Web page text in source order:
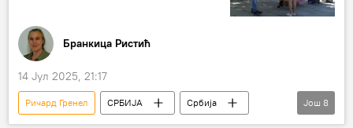
Бранкица Ристић
14 Јул 2025, 21:17
Ричард Гренел СРБИЈА
Србија
Још 8